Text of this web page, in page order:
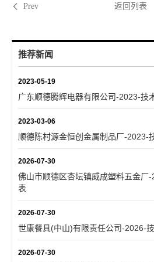
Prev 返回列表
推荐新闻
2023-05-19
广东顺德腾辉电器有限公司-2023-技
2023-03-06
顺德陈村源金恒创金属制品厂-2023-
2026-07-30
佛山市顺德区杏坛镇威成塑料五金厂
表
2026-07-30
世康餐具(中山)有限责任公司-2026-
2026-07-30